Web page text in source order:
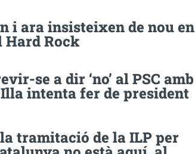
i ara insisteixen de nou en
Hard Rock
se a dir ‘no’ al PSC amb
intenta fer de president
tramitació de la ILP per